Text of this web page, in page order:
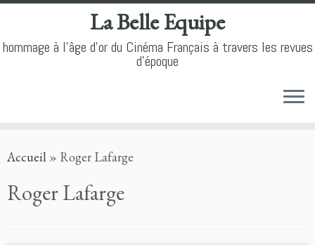
to
La Belle Equipe
hommage à l'âge d'or du Cinéma Français à travers les revues
d'époque
Accueil » Roger Lafarge
Roger Lafarge